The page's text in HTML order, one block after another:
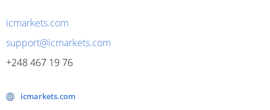
icmarkets.com
support@icmarkets.com
+248 467 19 76
icmarkets.com